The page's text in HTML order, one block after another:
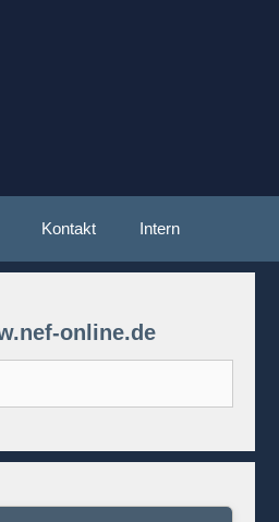
Kontakt Intern
online.de